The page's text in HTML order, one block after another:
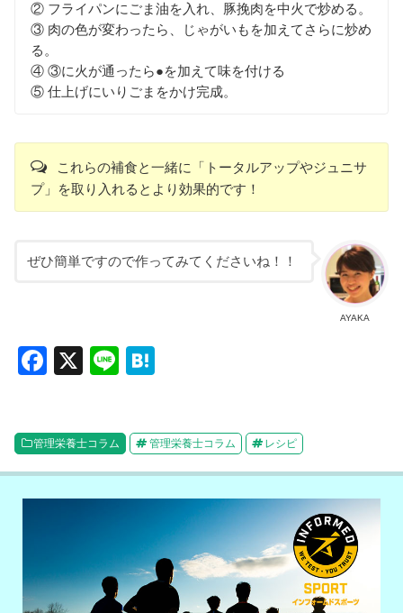
② フライパンにごま油を入れ、豚挽肉を中火で炒める。
③ 肉の色が変わったら、じゃがいもを加えてさらに炒め
る。
④ ③に火が通ったら●を加えて味を付ける
⑤ 仕上げにいりごまをかけ完成。
これらの補食と一緒に「トータルアップやジュニサ
プ」を取り入れるとより効果的です！
AYAKA
ぜひ簡単ですので作ってみてくださいね！！
F
e
b
o
X
Li
n
a
管理栄養士コラム 管理栄養士コラム レシピ